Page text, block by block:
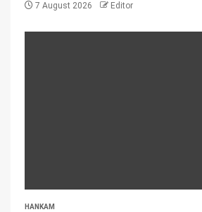
7 August 2026 Editor
HANKAM